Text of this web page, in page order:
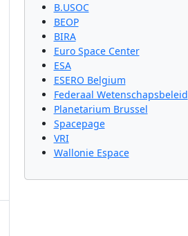
B.USOC
BEOP
BIRA
Euro Space Center
ESA
ESERO Belgium
Federaal Wetenschapsbeleid
Planetarium Brussel
Spacepage
VRI
Wallonie Espace